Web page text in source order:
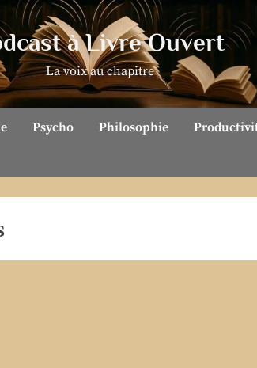
à Livre Ouvert
La voix au chapitre
Psycho Philosophie